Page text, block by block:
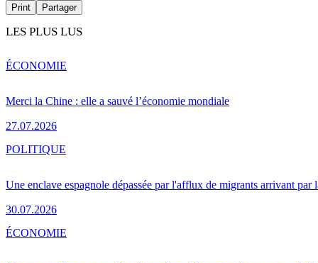
Print Partager
LES PLUS LUS
Merci la Chine : elle a sauvé l’économie mondiale
27.07.2026
ÉCONOMIE
Une enclave espagnole dépassée par l'afflux de migrants arrivant par
30.07.2026
POLITIQUE
ÉCONOMIE